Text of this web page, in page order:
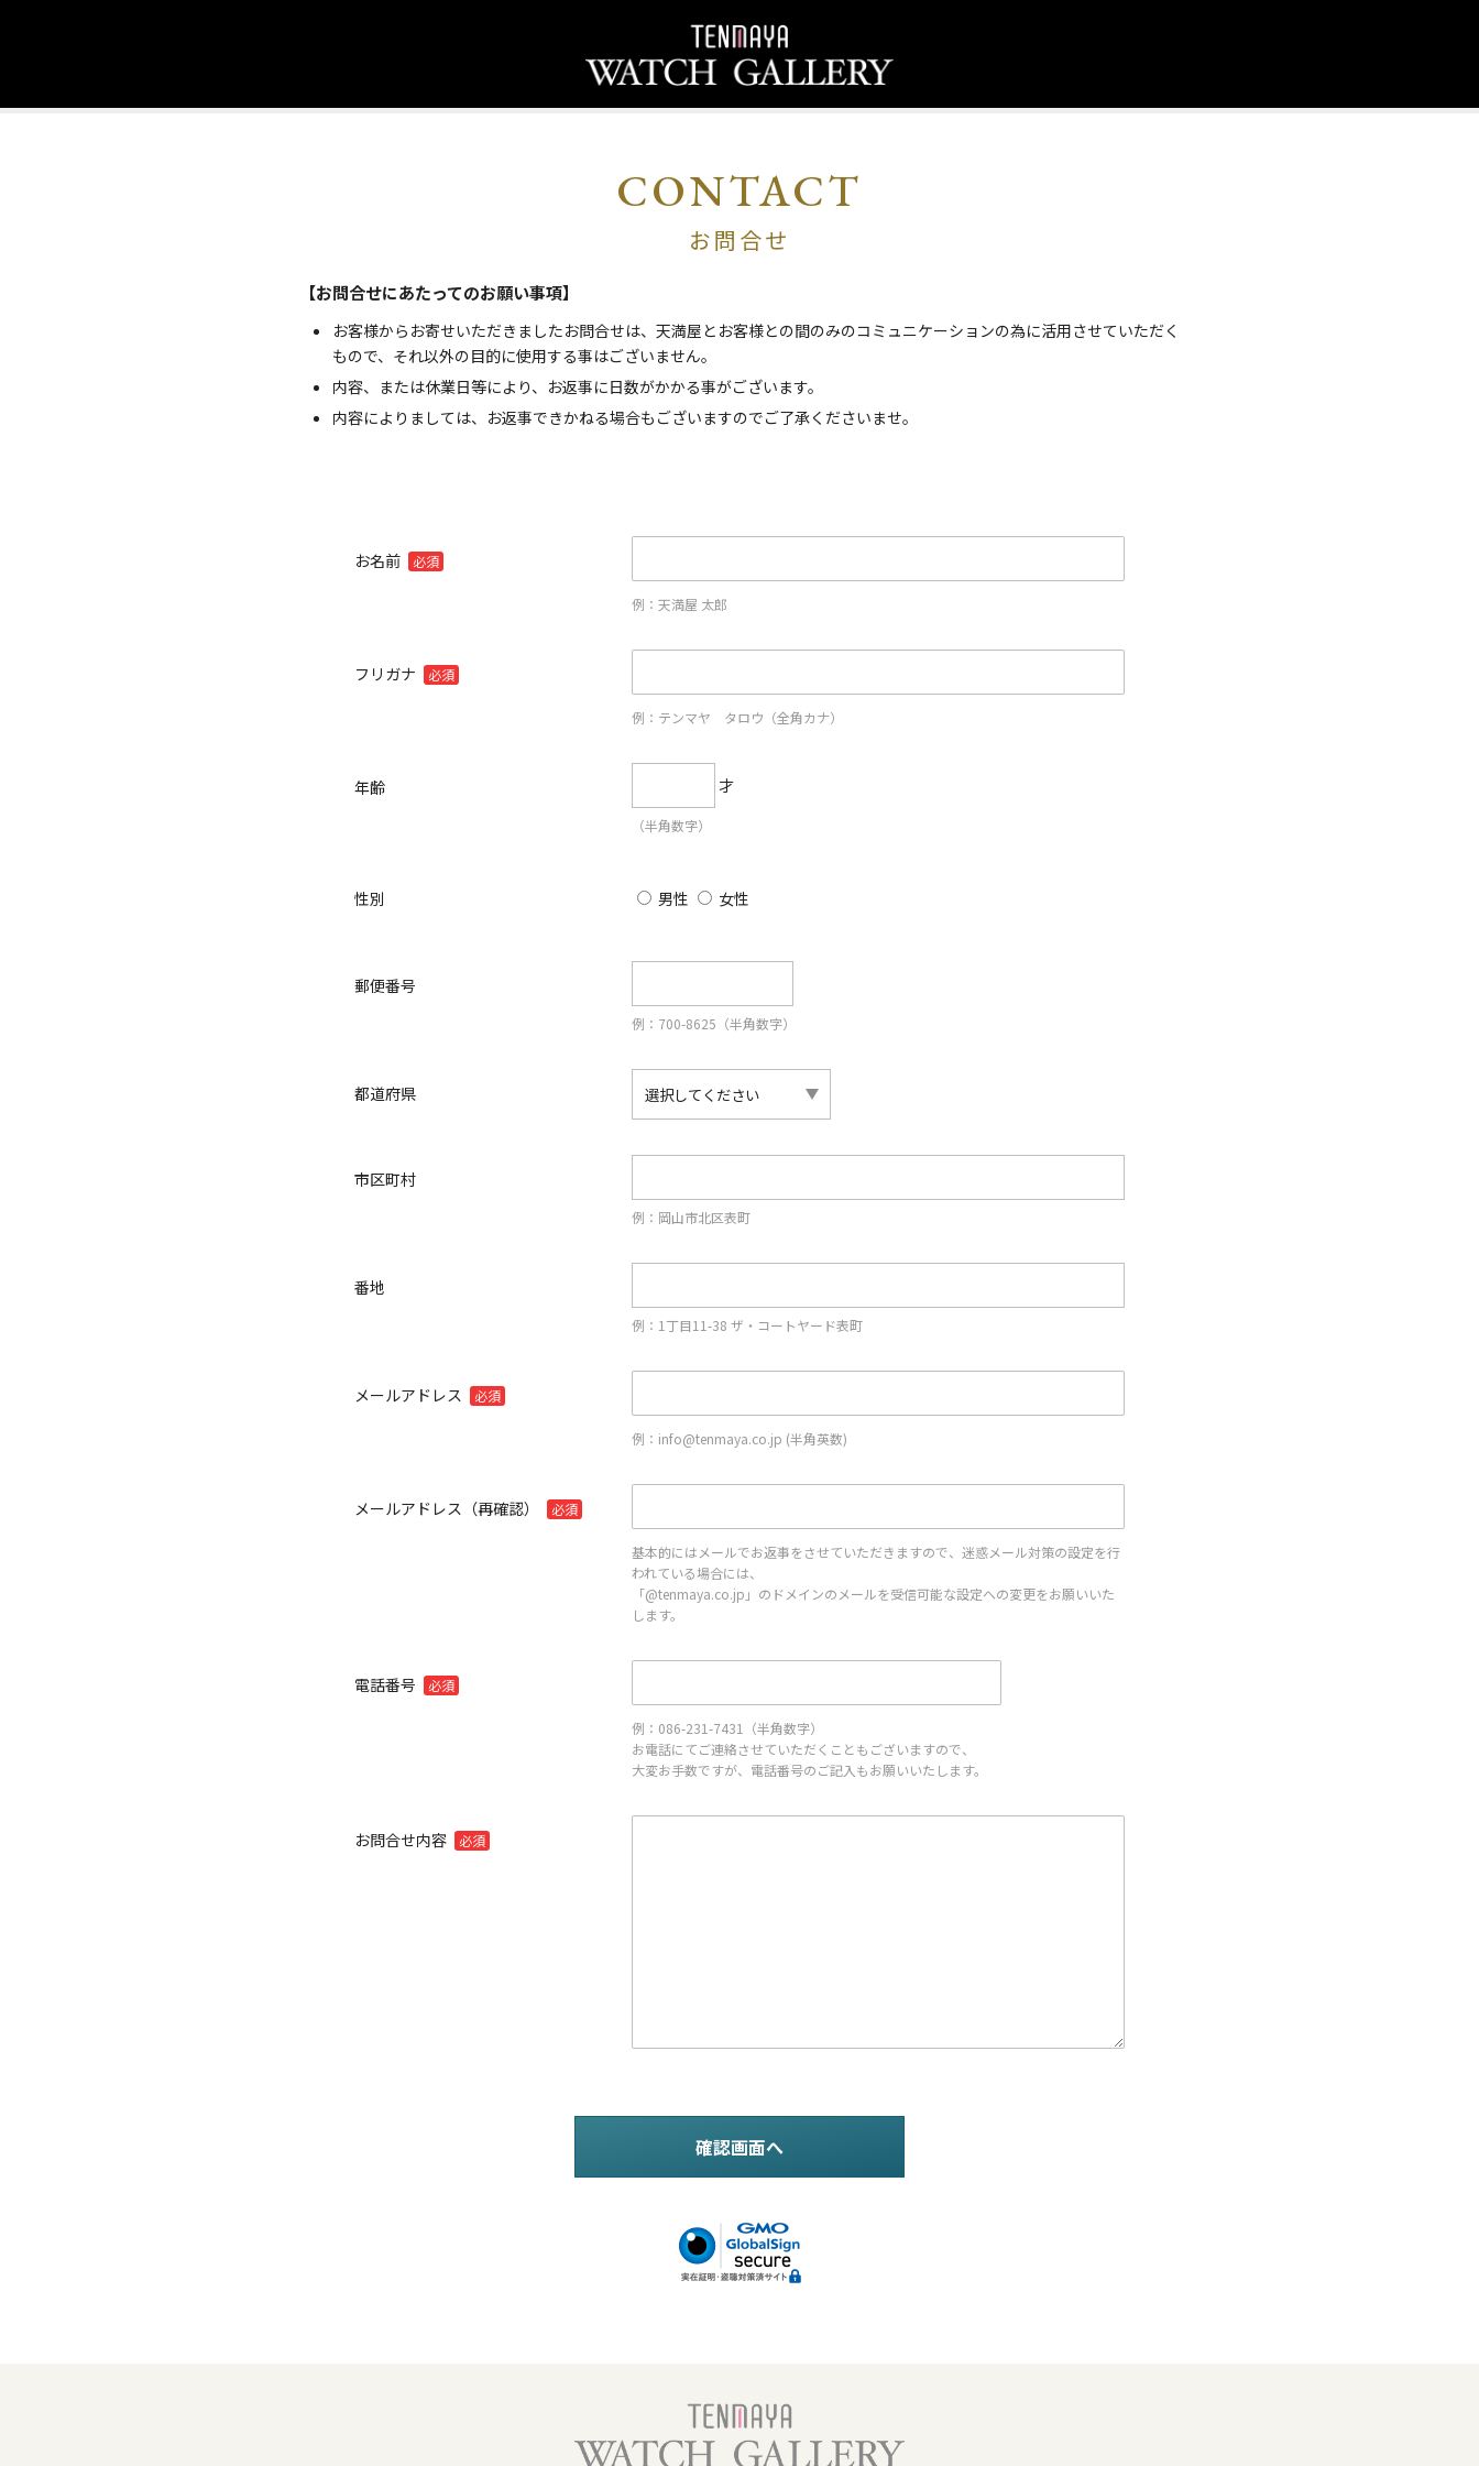
CONTACT
お問合せ
【お問合せにあたってのお願い事項】
お客様からお寄せいただきましたお問合せは、天満屋とお客様との間のみのコミュニケーションの為に活用させていただく
もので、それ以外の目的に使用する事はございません。
内容、または休業日等により、お返事に日数がかかる事がございます。
内容によりましては、お返事できかねる場合もございますのでご了承くださいませ。
お名前 必須
例：天満屋 太郎
フリガナ 必須
例：テンマヤ タロウ（全角カナ）
年齢 才
（半角数字）
性別 男性 女性
郵便番号
例：700-8625（半角数字）
都道府県
市区町村
例：岡山市北区表町
番地
例：1丁目11-38 ザ・コートヤード表町
メールアドレス 必須
例：info@tenmaya.co.jp (半角英数)
メールアドレス（再確認） 必須
基本的にはメールでお返事をさせていただきますので、迷惑メール対策の設定を行
われている場合には、
「@tenmaya.co.jp」のドメインのメールを受信可能な設定への変更をお願いいた
します。
電話番号 必須
例：086-231-7431（半角数字）
お電話にてご連絡させていただくこともございますので、
大変お手数ですが、電話番号のご記入もお願いいたします。
お問合せ内容 必須